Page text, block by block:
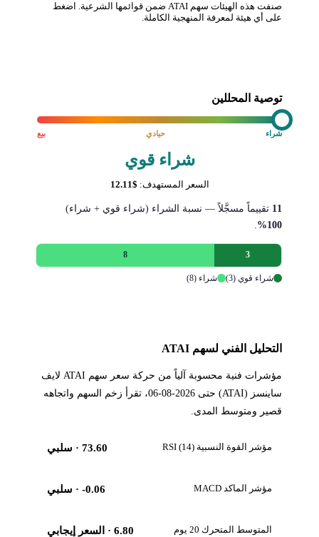
صنفت هذه الهيئات سهم ATAI ضمن قوائمها الشرعية. اضغط
على أي هيئة لمعرفة المنهجية الكاملة.
توصية المحللين
بيع حيادي شراء
شراء قوي
السعر المستهدف: $12.11
11تقييماً مسجَّلاً — نسبة الشراء (شراء قوي + شراء)
100%
.
3
8
شراء قوي (3) شراء (8)
التحليل الفني لسهم ATAI
مؤشرات فنية محسوبة آلياً من حركة سعر سهم ATAI لايف
ساينسز (ATAI) حتى 2026-08-06، تقرأ زخم السهم واتجاهه
قصير ومتوسط المدى.
مؤشر القوة النسبية RSI (14) 73.60· سلبي
مؤشر الماكد MACD -0.06· سلبي
المتوسط المتحرك 20 يوم 6.80· السعر إيجابي